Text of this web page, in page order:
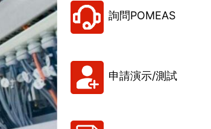
詢問POMEAS
申請演示/測試